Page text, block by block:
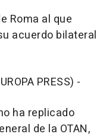
Roma al que
acuerdo bilateral
PRESS) -
ha replicado
de la OTAN,